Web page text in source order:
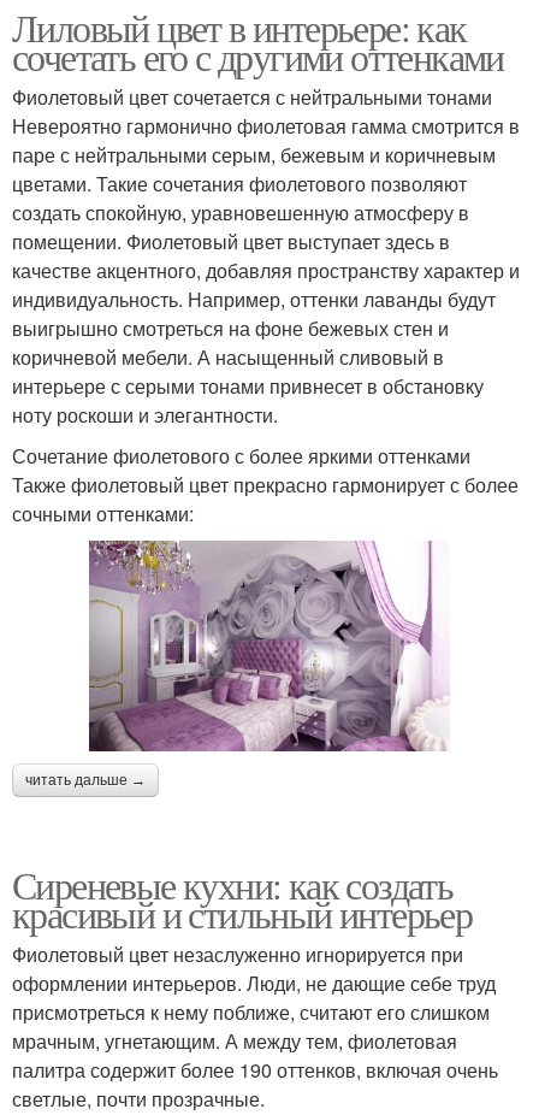
Лиловый цвет в интерьере: как
сочетать его с другими оттенками
Фиолетовый цвет сочетается с нейтральными тонами
Невероятно гармонично фиолетовая гамма смотрится в
паре с нейтральными серым, бежевым и коричневым
цветами. Такие сочетания фиолетового позволяют
создать спокойную, уравновешенную атмосферу в
помещении. Фиолетовый цвет выступает здесь в
качестве акцентного, добавляя пространству характер и
индивидуальность. Например, оттенки лаванды будут
выигрышно смотреться на фоне бежевых стен и
коричневой мебели. А насыщенный сливовый в
интерьере с серыми тонами привнесет в обстановку
ноту роскоши и элегантности.
Сочетание фиолетового с более яркими оттенками
Также фиолетовый цвет прекрасно гармонирует с более
сочными оттенками:
читать дальше →
Сиреневые кухни: как создать
красивый и стильный интерьер
Фиолетовый цвет незаслуженно игнорируется при
оформлении интерьеров. Люди, не дающие себе труд
присмотреться к нему поближе, считают его слишком
мрачным, угнетающим. А между тем, фиолетовая
палитра содержит более 190 оттенков, включая очень
светлые, почти прозрачные.